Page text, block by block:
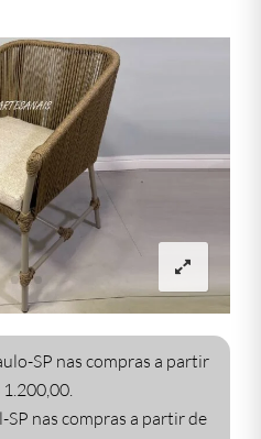
SP nas compras a partir
nas compras a partir de